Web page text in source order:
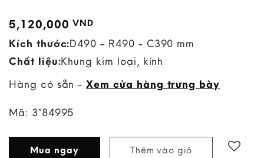
5,120,000VND
Kích thước:D490 - R490 - C390 mm
Chất liệu:Khung kim loại, kính
Hàng có sẵn -Xem cửa hàng trưng bày
Mã: 3*84995
Mua ngay Thêm vào giỏ